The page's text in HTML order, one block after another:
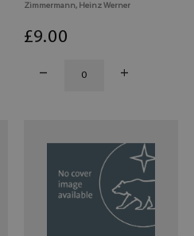
Zimmermann, Heinz Werner
£9.00